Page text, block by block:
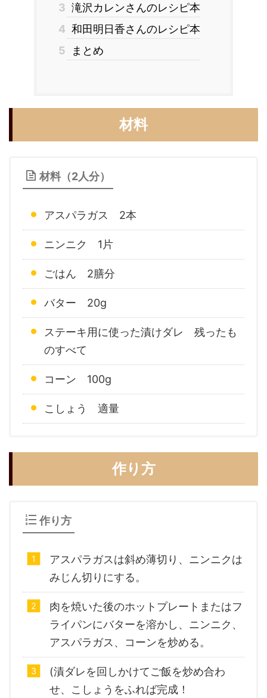
3 滝沢カレンさんのレシピ本
4 和田明日香さんのレシピ本
5
まとめ
材料
材料（2人分）
アスパラガス 2本
ニンニク 1片
ごはん 2膳分
バター 20g
ステーキ用に使った漬けダレ 残ったも
のすべて
コーン 100g
こしょう 適量
作り方
作り方
アスパラガスは斜め薄切り、ニンニクは
みじん切りにする。
肉を焼いた後のホットプレートまたはフ
ライパンにバターを溶かし、ニンニク、
アスパラガス、コーンを炒める。
(漬ダレを回しかけてご飯を炒め合わ
せ、こしょうをふれば完成！